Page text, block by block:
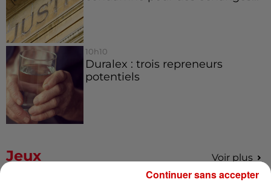
10h10
Duralex : trois repreneurs
potentiels
Jeux Voir plus
Continuer sans accepter